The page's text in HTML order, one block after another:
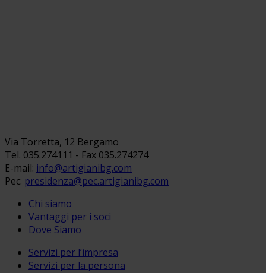
Via Torretta, 12 Bergamo
Tel. 035.274111 - Fax 035.274274
E-mail: info@artigianibg.com
Pec: presidenza@pec.artigianibg.com
Chi siamo
Vantaggi per i soci
Dove Siamo
Servizi per l’impresa
Servizi per la persona